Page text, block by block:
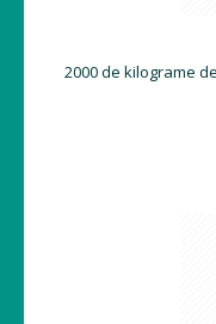
2000 de kilograme